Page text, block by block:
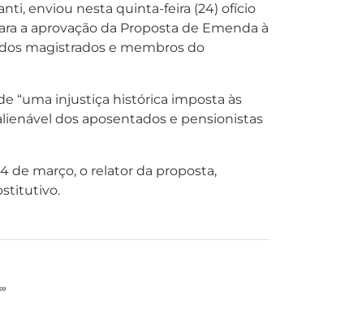
enviou nesta quinta-feira (24) ofício
a aprovação da Proposta de Emenda à
magistrados e membros do
“uma injustiça histórica imposta às
dos aposentados e pensionistas
de março, o relator da proposta,